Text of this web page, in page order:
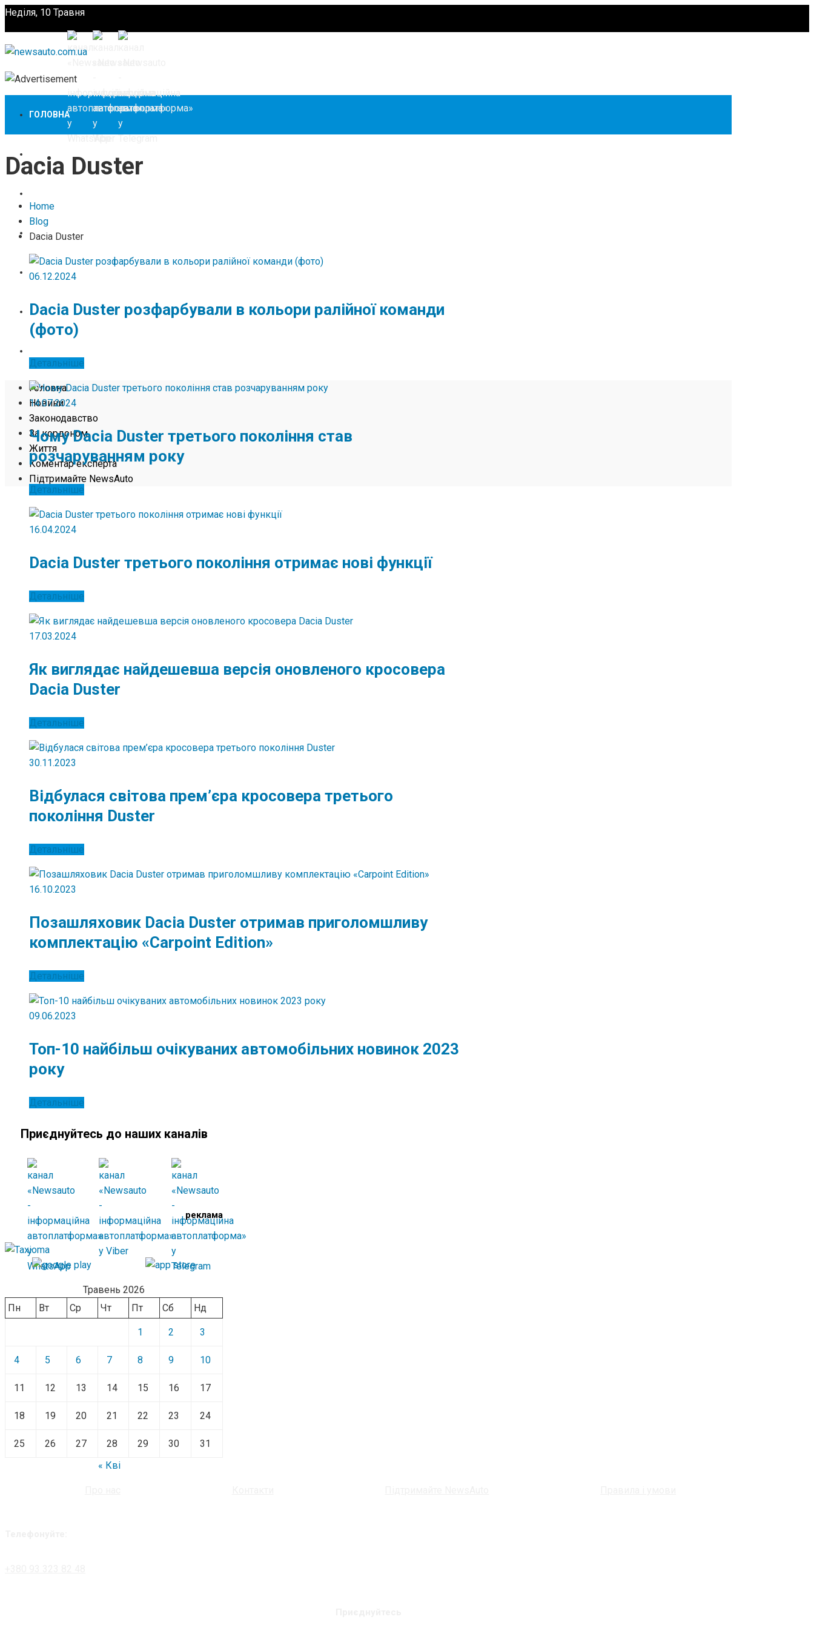
Неділя, 10 Травня
ГОЛОВНА
ЗА КОРДОНОМ
ЖИТТЯ
КОМЕНТАР ЕКСПЕРТА
Головна
Новини
Законодавство
За кордоном
Життя
Коментар експерта
Підтримайте NewsAuto
Dacia Duster
Home
Blog
Dacia Duster
06.12.2024
Dacia Duster розфарбували в кольори ралійної команди
(фото)
Детальніше
14.07.2024
Чому Dacia Duster третього покоління став
розчаруванням року
Детальніше
16.04.2024
Dacia Duster третього покоління отримає нові функції
Детальніше
17.03.2024
Як виглядає найдешевша версія оновленого кросовера
Dacia Duster
Детальніше
30.11.2023
Відбулася світова прем’єра кросовера третього
покоління Duster
Детальніше
16.10.2023
Позашляховик Dacia Duster отримав приголомшливу
комплектацію «Carpoint Edition»
Детальніше
09.06.2023
Топ-10 найбільш очікуваних автомобільних новинок 2023
року
Детальніше
Приєднуйтесь до наших каналів
реклама
Травень 2026
Пн
Вт Ср Чт Пт Сб Нд
1 2 3
4 5 6 7 8 9 10
11 12 13 14 15 16 17
18 19 20 21 22 23 24
25 26 27 28 29 30
31
« Кві